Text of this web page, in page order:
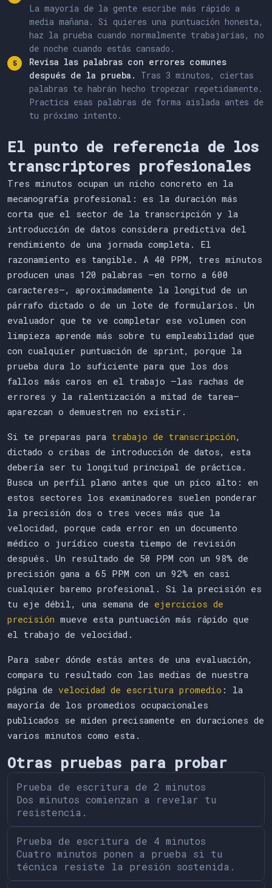
La mayoría de la gente escribe más rápido a
media mañana. Si quieres una puntuación honesta,
haz la prueba cuando normalmente trabajarías, no
de noche cuando estás cansado.
Revisa las palabras con errores comunes
después de la prueba.
Tras 3 minutos, ciertas
palabras te habrán hecho tropezar repetidamente.
Practica esas palabras de forma aislada antes de
tu próximo intento.
El punto de referencia de los
transcriptores profesionales
Tres minutos ocupan un nicho concreto en la
mecanografía profesional: es la duración más
corta que el sector de la transcripción y la
introducción de datos considera predictiva del
rendimiento de una jornada completa. El
razonamiento es tangible. A 40 PPM, tres minutos
producen unas 120 palabras —en torno a 600
caracteres—, aproximadamente la longitud de un
párrafo dictado o de un lote de formularios. Un
evaluador que te ve completar ese volumen con
limpieza aprende más sobre tu empleabilidad que
con cualquier puntuación de sprint, porque la
prueba dura lo suficiente para que los dos
fallos más caros en el trabajo —las rachas de
errores y la ralentización a mitad de tarea—
aparezcan o demuestren no existir.
Si te preparas para trabajo de transcripción,
dictado o cribas de introducción de datos, esta
debería ser tu longitud principal de práctica.
Busca un perfil plano antes que un pico alto: en
estos sectores los examinadores suelen ponderar
la precisión dos o tres veces más que la
velocidad, porque cada error en un documento
médico o jurídico cuesta tiempo de revisión
después. Un resultado de 50 PPM con un 98% de
precisión gana a 65 PPM con un 92% en casi
cualquier baremo profesional. Si la precisión es
tu eje débil, una semana de ejercicios de
precisión mueve esta puntuación más rápido que
el trabajo de velocidad.
Para saber dónde estás antes de una evaluación,
compara tu resultado con las medias de nuestra
página de velocidad de escritura promedio : la
mayoría de los promedios ocupacionales
publicados se miden precisamente en duraciones de
varios minutos como esta.
Otras pruebas para probar
Prueba de escritura de 2 minutos
Dos minutos comienzan a revelar tu
resistencia.
Prueba de escritura de 4 minutos
Cuatro minutos ponen a prueba si tu
técnica resiste la presión sostenida.